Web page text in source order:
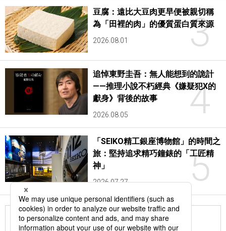
3
豆腐：遠比大豆肉更早便被親切稱
為「田裡的肉」的優質蛋白質來源
2026.08.01
4
追悼東野圭吾：無人能想到的詭計
——推理小說不朽經典《嫌疑犯X的
獻身》背後的故事
2026.08.05
5
「SEIKO精工銀座博物館」的時間之
旅：堅持追求精巧鐘錶的「工匠精
神」
2026.07.27
更多